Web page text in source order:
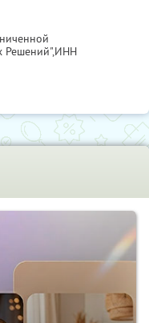
Решений",ИНН